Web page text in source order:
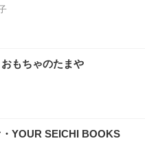
もちゃのたまや
YOUR SEICHI BOOKS